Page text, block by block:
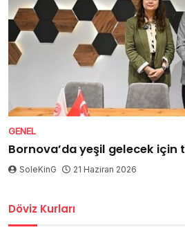
GENEL
Bornova’da yeşil gelecek için
SoleKinG 21 Haziran 2026
Döviz Kurları